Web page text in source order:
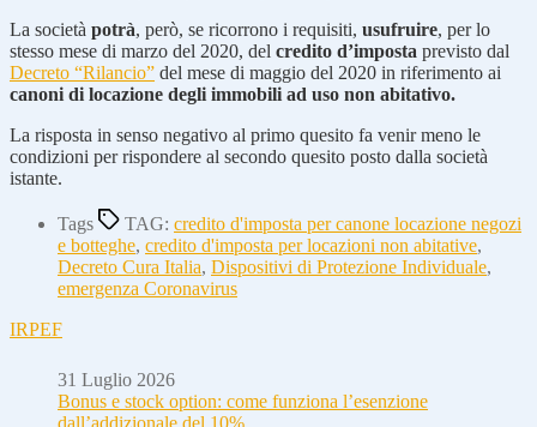
La società potrà, però, se ricorrono i requisiti, usufruire, per lo
stesso mese di marzo del 2020, del credito d’imposta previsto dal
Decreto “Rilancio” del mese di maggio del 2020 in riferimento ai
canoni di locazione degli immobili ad uso non abitativo.
La risposta in senso negativo al primo quesito fa venir meno le
condizioni per rispondere al secondo quesito posto dalla società
istante.
Tags TAG: credito d'imposta per canone locazione negozi
e botteghe, credito d'imposta per locazioni non abitative,
Decreto Cura Italia, Dispositivi di Protezione Individuale,
emergenza Coronavirus
IRPEF
31 Luglio 2026
Bonus e stock option: come funziona l’esenzione
dall’addizionale del 10%